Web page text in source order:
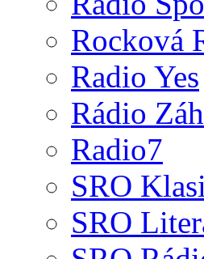
Rocková
Radio Yes
Rádio
Radio7
SRO
SRO